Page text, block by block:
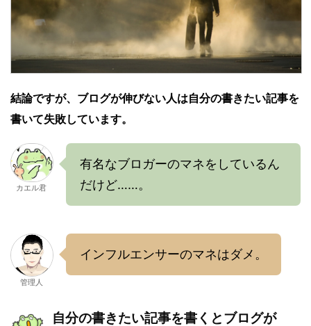
結論ですが、ブログが伸びない人は自分の書きたい記事を
書いて失敗しています。
カエル君
有名なブロガーのマネをしているん
だけど……。
管理人
インフルエンサーのマネはダメ。
自分の書きたい記事を書くとブログが